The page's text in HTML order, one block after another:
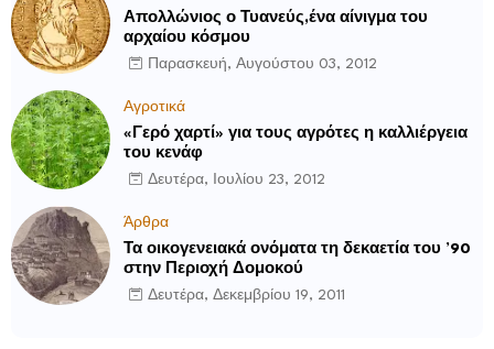
Απολλώνιος ο Τυανεύς,ένα αίνιγμα του
αρχαίου κόσμου
Παρασκευή, Αυγούστου 03, 2012
Αγροτικά
«Γερό χαρτί» για τους αγρότες η καλλιέργεια
του κενάφ
Δευτέρα, Ιουλίου 23, 2012
Άρθρα
Τα οικογενειακά ονόματα τη δεκαετία του ’90
στην Περιοχή Δομοκού
Δευτέρα, Δεκεμβρίου 19, 2011